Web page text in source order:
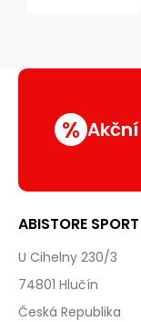
%
ABISTORE
U Cihelny 230/3
74801 Hlučín
Česká Republika